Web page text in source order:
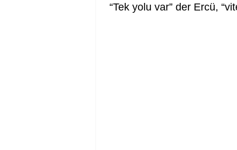
“Tek yolu var” der Ercü,